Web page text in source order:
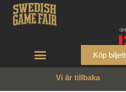
Köp biljett
Vi är tillbaka